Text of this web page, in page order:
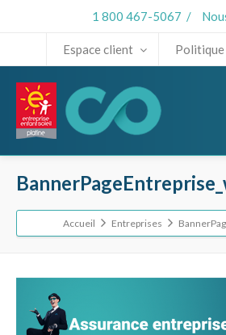
1 800 467-5067 /
Espace client Politique
Accueil Entreprises